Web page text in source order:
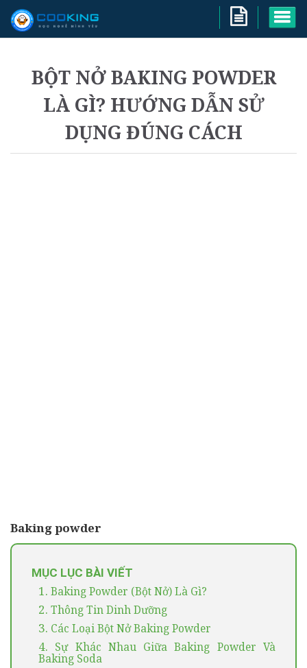
BỘT NỞ BAKING POWDER
LÀ GÌ? HƯỚNG DẪN SỬ
DỤNG ĐÚNG CÁCH
Baking powder
MỤC LỤC BÀI VIẾT
1. Baking Powder (bột Nở) Là Gì?
2. Thông Tin Dinh Dưỡng
3. Các Loại Bột Nở Baking Powder
4. Sự Khác Nhau Giữa Baking Powder Và
Baking Soda